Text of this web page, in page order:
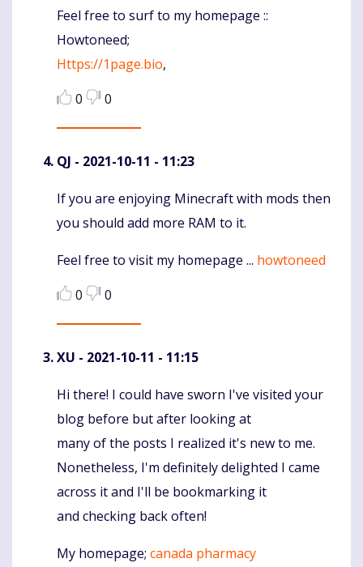
Feel free to surf to my homepage ::
Howtoneed;
Https://1page.bio,
0
0
QJ - 2021-10-11 - 11:23
Komentaras
If you are enjoying Minecraft with mods then
you should add more RAM to it.
Feel free to visit my homepage ... howtoneed
0
0
XU - 2021-10-11 - 11:15
Komentaras
Hi there! I could have sworn I've visited your
blog before but after looking at
many of the posts I realized it's new to me.
Nonetheless, I'm definitely delighted I came
across it and I'll be bookmarking it
and checking back often!
My homepage; canada pharmacy